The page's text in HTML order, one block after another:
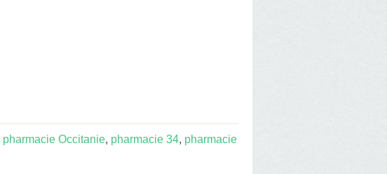
pharmacie Occitanie, pharmacie 34, pharmacie